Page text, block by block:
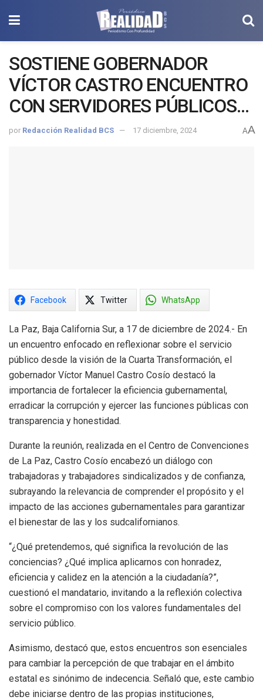
SOSTIENE GOBERNADOR
VÍCTOR CASTRO ENCUENTRO
CON SERVIDORES PÚBLICOS
DEL ESTADO
por Redacción Realidad BCS 17 diciembre, 2024 AA
Facebook Twitter WhatsApp
La Paz, Baja California Sur, a 17 de diciembre de 2024.- En
un encuentro enfocado en reflexionar sobre el servicio
público desde la visión de la Cuarta Transformación, el
gobernador Víctor Manuel Castro Cosío destacó la
importancia de fortalecer la eficiencia gubernamental,
erradicar la corrupción y ejercer las funciones públicas con
transparencia y honestidad.
Durante la reunión, realizada en el Centro de Convenciones
de La Paz, Castro Cosío encabezó un diálogo con
trabajadoras y trabajadores sindicalizados y de confianza,
subrayando la relevancia de comprender el propósito y el
impacto de las acciones gubernamentales para garantizar
el bienestar de las y los sudcalifornianos.
“¿Qué pretendemos, qué significa la revolución de las
conciencias? ¿Qué implica aplicarnos con honradez,
eficiencia y calidez en la atención a la ciudadanía?”,
cuestionó el mandatario, invitando a la reflexión colectiva
sobre el compromiso con los valores fundamentales del
servicio público.
Asimismo, destacó que, estos encuentros son esenciales
para cambiar la percepción de que trabajar en el ámbito
estatal es sinónimo de indecencia. Señaló que, este cambio
debe iniciarse dentro de las propias instituciones,